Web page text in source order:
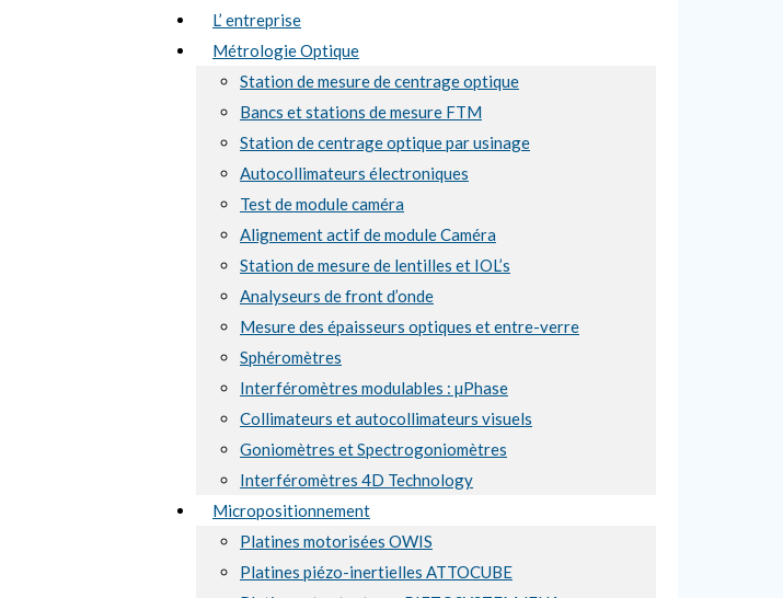
L’ entreprise
Métrologie Optique
Station de mesure de centrage optique
Bancs et stations de mesure FTM
Station de centrage optique par usinage
Autocollimateurs électroniques
Test de module caméra
Alignement actif de module Caméra
Station de mesure de lentilles et IOL’s
Analyseurs de front d’onde
Mesure des épaisseurs optiques et entre-verre
Sphéromètres
Interféromètres modulables : µPhase
Collimateurs et autocollimateurs visuels
Goniomètres et Spectrogoniomètres
Interféromètres 4D Technology
Micropositionnement
Platines motorisées OWIS
Platines piézo-inertielles ATTOCUBE